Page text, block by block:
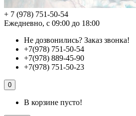
+ 7 (978) 751-50-54
Ежедневно, с 09:00 до 18:00
Не дозвонились? Заказ звонка!
+7(978) 751-50-54
+7(978) 889-45-90
+7(978) 751-50-23
0
В корзине пусто!